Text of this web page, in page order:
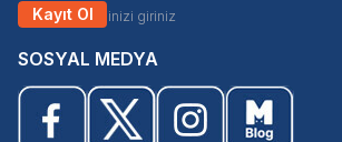
Kayıt Ol
SOSYAL MEDYA